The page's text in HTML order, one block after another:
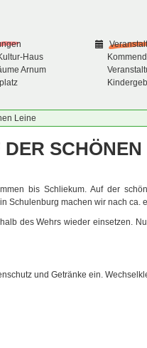
Haus
Arnum
Leine
bis Schliekum. Auf der
Schulenburg machen wir nach ca.
des Wehrs wieder einsetzen.
und Getränke ein.